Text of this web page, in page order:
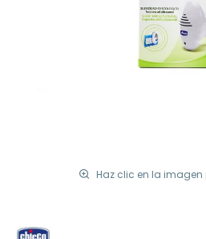
Haz clic en la